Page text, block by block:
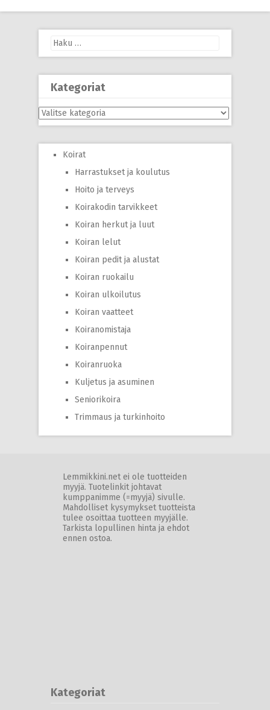
Haku:
Kategoriat
Kategoriat
Koirat
Harrastukset ja koulutus
Hoito ja terveys
Koirakodin tarvikkeet
Koiran herkut ja luut
Koiran lelut
Koiran pedit ja alustat
Koiran ruokailu
Koiran ulkoilutus
Koiran vaatteet
Koiranomistaja
Koiranpennut
Koiranruoka
Kuljetus ja asuminen
Seniorikoira
Trimmaus ja turkinhoito
Lemmikkini.net ei ole tuotteiden
myyjä. Tuotelinkit johtavat
kumppanimme (=myyjä) sivulle.
Mahdolliset kysymykset tuotteista
tulee osoittaa tuotteen myyjälle.
Tarkista lopullinen hinta ja ehdot
ennen ostoa.
Kategoriat